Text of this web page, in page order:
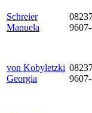
Schreier
Manuela
von Kobyletzki
Georgia